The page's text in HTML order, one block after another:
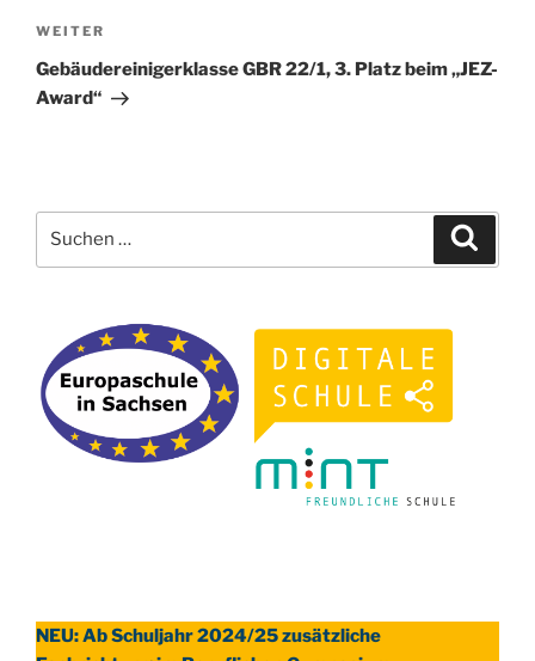
Nächster
Beitrag
WEITER
Gebäudereinigerklasse GBR 22/1, 3. Platz beim „JEZ-
Award“
nach:
NEU: Ab Schuljahr 2024/25 zusätzliche